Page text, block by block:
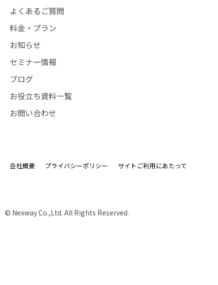
よくあるご質問
料金・プラン
お知らせ
セミナー情報
ブログ
お役立ち資料一覧
お問い合わせ
会社概要 プライバシーポリシー サイトご利用にあたって
© Nexway Co.,Ltd. All Rights Reserved.